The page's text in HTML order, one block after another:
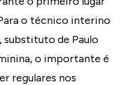
o técnico interino
de Paulo
o importante é
regulares nos